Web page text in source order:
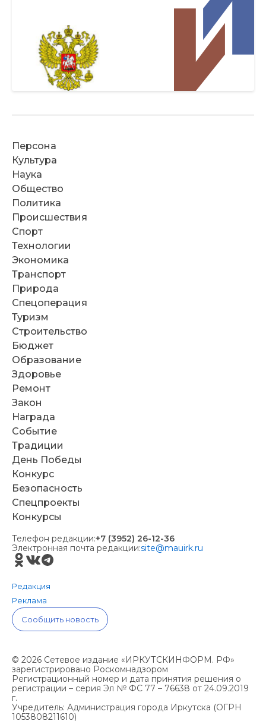
Персона
Культура
Наука
Общество
Политика
Происшествия
Спорт
Технологии
Экономика
Транспорт
Природа
Спецоперация
Туризм
Строительство
Бюджет
Образование
Здоровье
Ремонт
Закон
Награда
Событие
Традиции
День Победы
Конкурс
Безопасность
Спецпроекты
Конкурсы
Телефон редакции:+7 (3952) 26-12-36
Электронная почта редакции:site@mauirk.ru
Редакция
Реклама
Сообщить новость
© 2026 Сетевое издание «ИРКУТСКИНФОРМ. РФ»
зарегистрировано Роскомнадзором
Регистрационный номер и дата принятия решения о
регистрации – серия Эл № ФС 77 – 76638 от 24.09.2019
г.
Учредитель: Администрация города Иркутска (ОГРН
1053808211610)